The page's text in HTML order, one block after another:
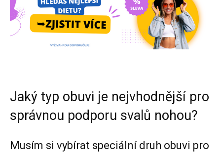
Jaký typ obuvi je nejvhodnější pro
správnou podporu svalů nohou?
Musím si vybírat speciální druh obuvi pro